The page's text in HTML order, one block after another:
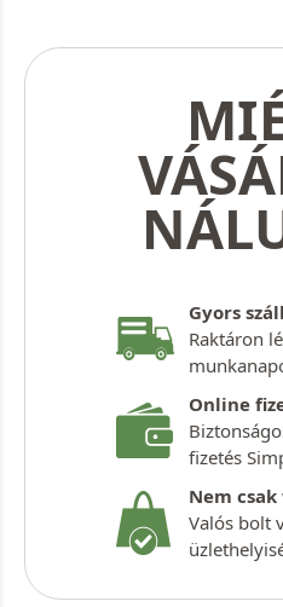
Gyors
Raktáron
Online
fizetés
Nem
Valós bolt